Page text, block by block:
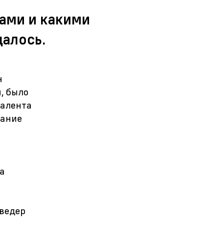
и какими
было
ведер